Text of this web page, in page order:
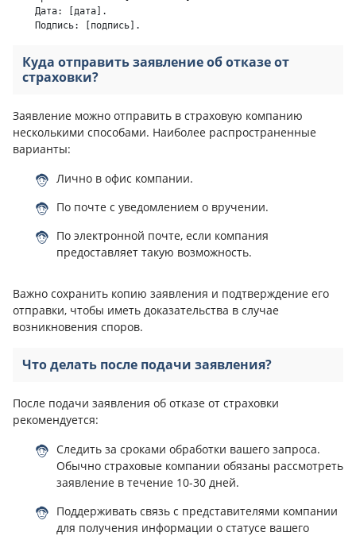
    Дата: [дата].
Куда отправить заявление об отказе от
страховки?
Заявление можно отправить в страховую компанию
несколькими способами. Наиболее распространенные
варианты:
Лично в офис компании.
По почте с уведомлением о вручении.
По электронной почте, если компания
предоставляет такую возможность.
Важно сохранить копию заявления и подтверждение его
отправки, чтобы иметь доказательства в случае
возникновения споров.
Что делать после подачи заявления?
После подачи заявления об отказе от страховки
рекомендуется:
Следить за сроками обработки вашего запроса.
Обычно страховые компании обязаны рассмотреть
заявление в течение 10-30 дней.
Поддерживать связь с представителями компании
для получения информации о статусе вашего